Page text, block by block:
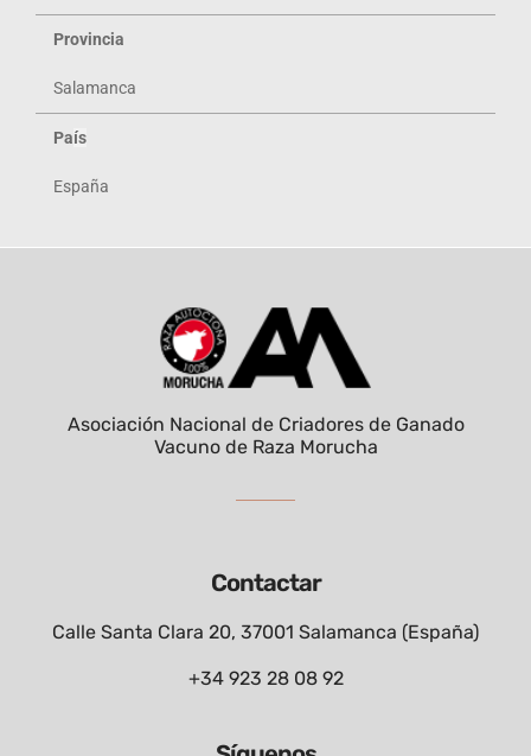
Provincia
Salamanca
País
España
Contactar
Calle Santa Clara 20, 37001 Salamanca (España)
+34 923 28 08 92
Asociación Nacional de Criadores de Ganado
Vacuno de Raza Morucha